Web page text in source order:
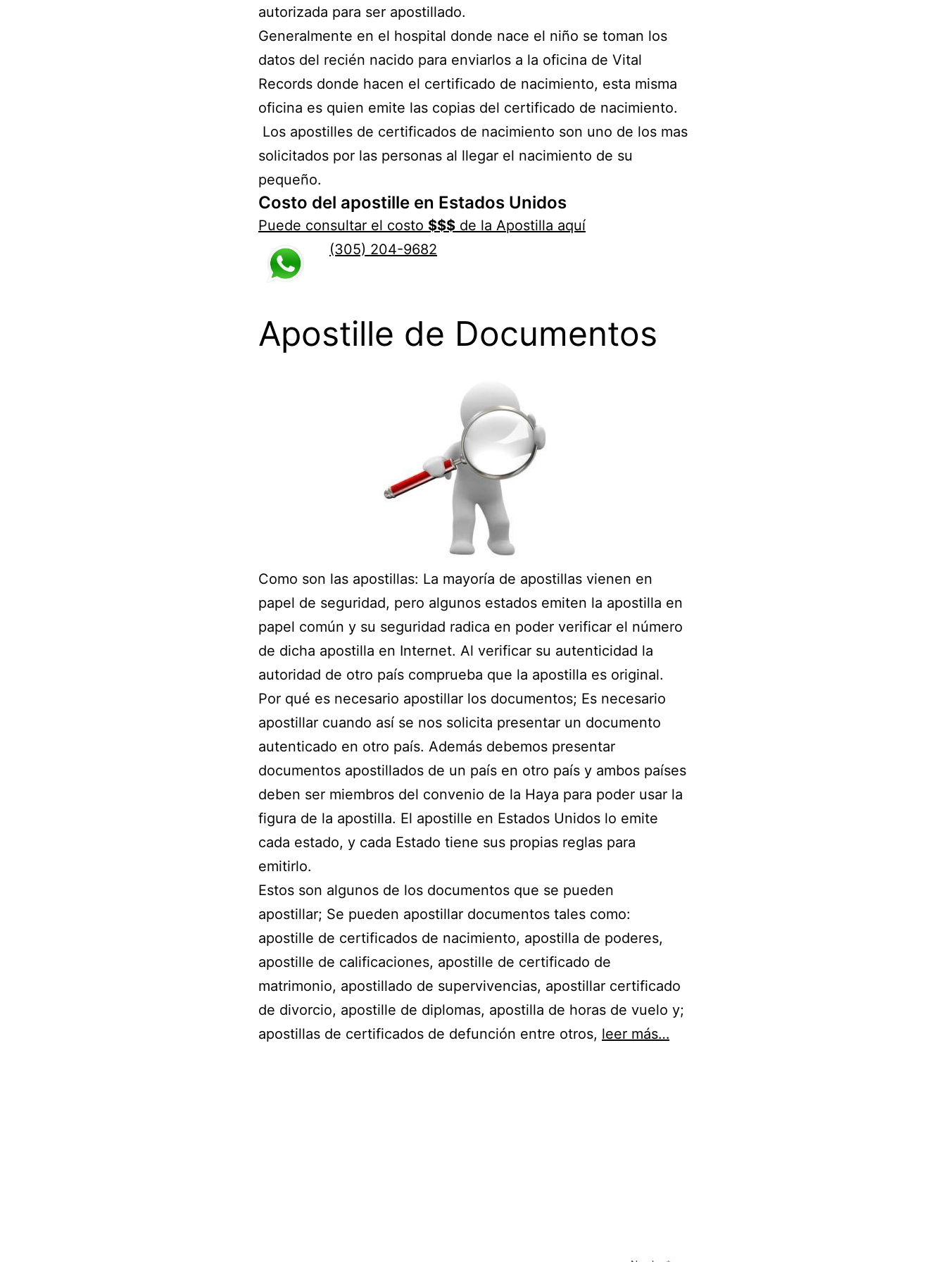
autorizada para ser apostillado.
Generalmente en el hospital donde nace el niño se toman los
datos del recién nacido para enviarlos a la oficina de Vital
Records donde hacen el certificado de nacimiento, esta misma
oficina es quien emite las copias del certificado de nacimiento.
Los apostilles de certificados de nacimiento son uno de los mas
solicitados por las personas al llegar el nacimiento de su
pequeño.
Costo del apostille en Estados Unidos
Puede consultar el costo $$$ de la Apostilla aquí
(305) 204-9682
Apostille de Documentos
Como son las apostillas: La mayoría de apostillas vienen en
papel de seguridad, pero algunos estados emiten la apostilla en
papel común y su seguridad radica en poder verificar el número
de dicha apostilla en Internet. Al verificar su autenticidad la
autoridad de otro país comprueba que la apostilla es original.
Por qué es necesario apostillar los documentos; Es necesario
apostillar cuando así se nos solicita presentar un documento
autenticado en otro país. Además debemos presentar
documentos apostillados de un país en otro país y ambos países
deben ser miembros del convenio de la Haya para poder usar la
figura de la apostilla. El apostille en Estados Unidos lo emite
cada estado, y cada Estado tiene sus propias reglas para
emitirlo.
Estos son algunos de los documentos que se pueden
apostillar; Se pueden apostillar documentos tales como:
apostille de certificados de nacimiento, apostilla de poderes,
apostille de calificaciones, apostille de certificado de
matrimonio, apostillado de supervivencias, apostillar certificado
de divorcio, apostille de diplomas, apostilla de horas de vuelo y;
apostillas de certificados de defunción entre otros, leer más…